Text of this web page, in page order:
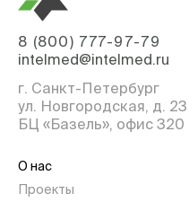
8 (800) 777-97-79
intelmed@intelmed.ru
г. Санкт-Петербург
ул. Новгородская, д. 23
БЦ «Базель», офис 320
О нас
Проекты